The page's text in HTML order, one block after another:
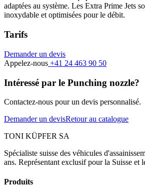
adaptées au système. Les Extra Prime Jets
inoxydable et optimisées pour le débit.
Tarifs
Demander un devis
Appelez-nous +41 24 463 90 50
Intéressé par le Punching nozzle?
Contactez-nous pour un devis personnalisé.
Demander un devisRetour au catalogue
TONI KÜPFER SA
Spécialiste suisse des véhicules
ans. Représentant exclusif pour la Suisse et
Produits